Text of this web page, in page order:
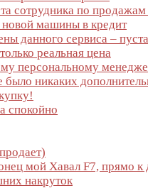
сотрудника по
машины в кредит
данного сервиса –
реальная цена
персональному
никаких
спокойно
мой Хавал F7, прямо к
накруток